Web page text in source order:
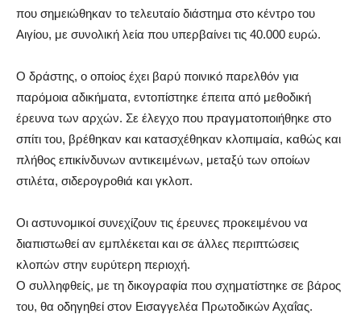
που σημειώθηκαν το τελευταίο διάστημα στο κέντρο του
Αιγίου, με συνολική λεία που υπερβαίνει τις 40.000 ευρώ.
Ο δράστης, ο οποίος έχει βαρύ ποινικό παρελθόν για
παρόμοια αδικήματα, εντοπίστηκε έπειτα από μεθοδική
έρευνα των αρχών. Σε έλεγχο που πραγματοποιήθηκε στο
σπίτι του, βρέθηκαν και κατασχέθηκαν κλοπιμαία, καθώς και
πλήθος επικίνδυνων αντικειμένων, μεταξύ των οποίων
στιλέτα, σιδερογροθιά και γκλοπ.
Οι αστυνομικοί συνεχίζουν τις έρευνες προκειμένου να
διαπιστωθεί αν εμπλέκεται και σε άλλες περιπτώσεις
κλοπών στην ευρύτερη περιοχή.
Ο συλληφθείς, με τη δικογραφία που σχηματίστηκε σε βάρος
του, θα οδηγηθεί στον Εισαγγελέα Πρωτοδικών Αχαΐας.